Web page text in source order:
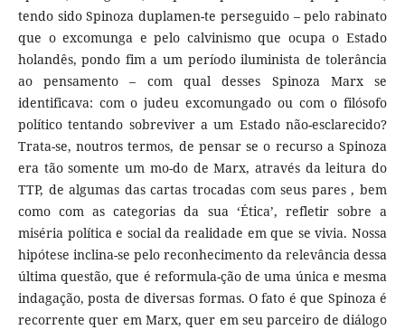
tendo sido Spinoza duplamen-te perseguido – pelo rabinato
que o excomunga e pelo calvinismo que ocupa o Estado
holandês, pondo fim a um período iluminista de tolerância
ao pensamento – com qual desses Spinoza Marx se
identificava: com o judeu excomungado ou com o filósofo
político tentando sobreviver a um Estado não-esclarecido?
Trata-se, noutros termos, de pensar se o recurso a Spinoza
era tão somente um mo-do de Marx, através da leitura do
TTP, de algumas das cartas trocadas com seus pares , bem
como com as categorias da sua ‘Ética’, refletir sobre a
miséria política e social da realidade em que se vivia. Nossa
hipótese inclina-se pelo reconhecimento da relevância dessa
última questão, que é reformula-ção de uma única e mesma
indagação, posta de diversas formas. O fato é que Spinoza é
recorrente quer em Marx, quer em seu parceiro de diálogo